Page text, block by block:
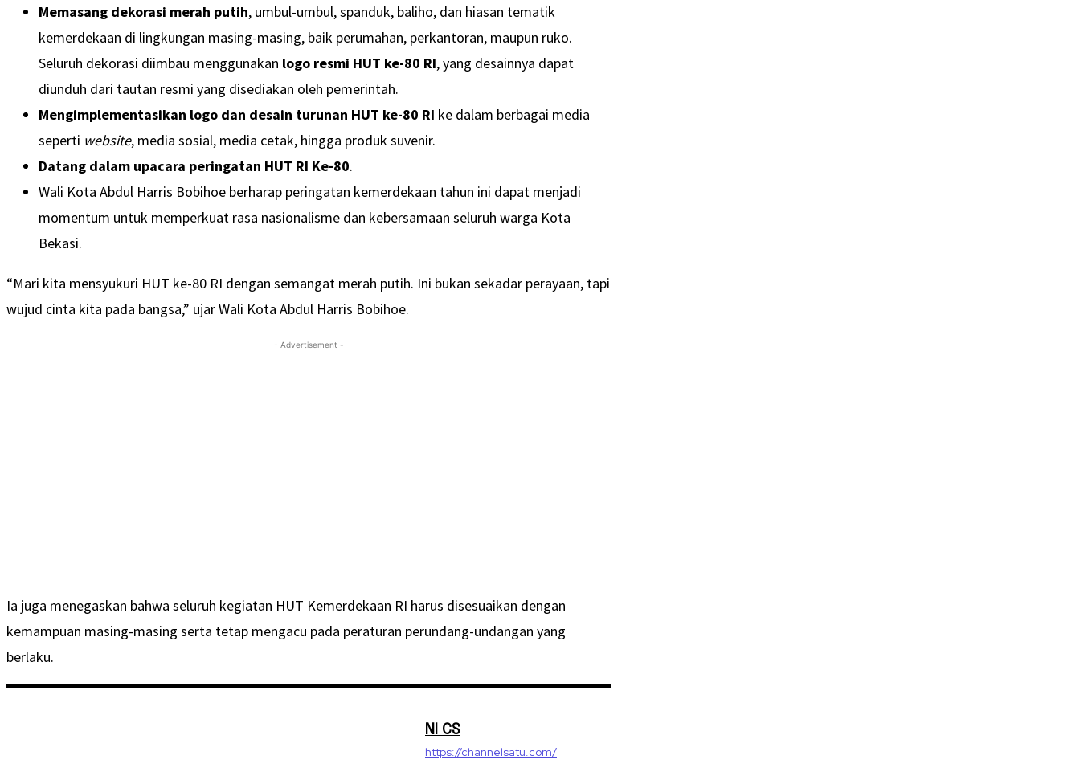
Memasang dekorasi merah putih, umbul-umbul, spanduk, baliho, dan hiasan tematik
kemerdekaan di lingkungan masing-masing, baik perumahan, perkantoran, maupun ruko.
Seluruh dekorasi diimbau menggunakan logo resmi HUT ke-80 RI, yang desainnya dapat
diunduh dari tautan resmi yang disediakan oleh pemerintah.
Mengimplementasikan logo dan desain turunan HUT ke-80 RI ke dalam berbagai media
seperti website, media sosial, media cetak, hingga produk suvenir.
Datang dalam upacara peringatan HUT RI Ke-80.
Wali Kota Abdul Harris Bobihoe berharap peringatan kemerdekaan tahun ini dapat menjadi
momentum untuk memperkuat rasa nasionalisme dan kebersamaan seluruh warga Kota
Bekasi.
“Mari kita mensyukuri HUT ke-80 RI dengan semangat merah putih. Ini bukan sekadar perayaan, tapi
wujud cinta kita pada bangsa,” ujar Wali Kota Abdul Harris Bobihoe.
- Advertisement -
Ia juga menegaskan bahwa seluruh kegiatan HUT Kemerdekaan RI harus disesuaikan dengan
kemampuan masing-masing serta tetap mengacu pada peraturan perundang-undangan yang
berlaku.
NI CS
https://channelsatu.com/